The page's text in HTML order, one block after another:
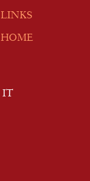
LINKS
HOME
IT